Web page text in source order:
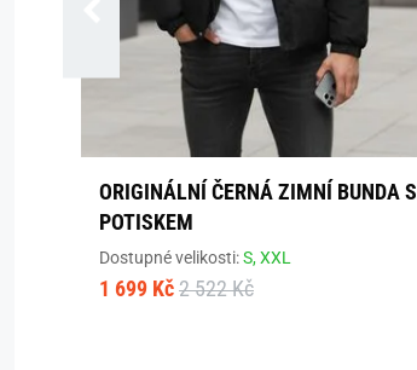
ORIGINÁLNÍ ČERNÁ ZIMNÍ BUNDA S
POTISKEM
Dostupné velikosti:S,XXL
1 699 Kč 2 522 Kč